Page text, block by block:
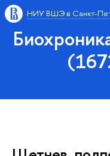
НИУ ВШЭ в Санкт-